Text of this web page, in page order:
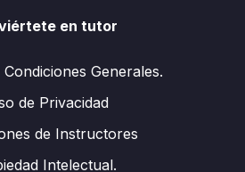
en tutor
Generales.
de Privacidad
de Instructores
Intelectual.